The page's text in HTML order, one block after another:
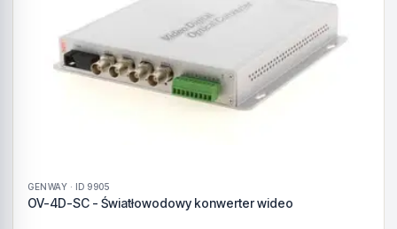
GENWAY · ID 9905
OV-4D-SC - Światłowodowy konwerter wideo